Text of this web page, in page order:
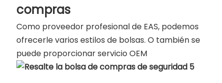
compras
Como proveedor profesional de EAS, podemos
ofrecerle varios estilos de bolsas. O también se
puede proporcionar servicio OEM